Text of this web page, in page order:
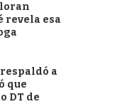
revela esa
a
que
DT de